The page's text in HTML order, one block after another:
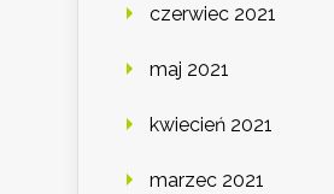
czerwiec 2021
maj 2021
kwiecień 2021
marzec 2021